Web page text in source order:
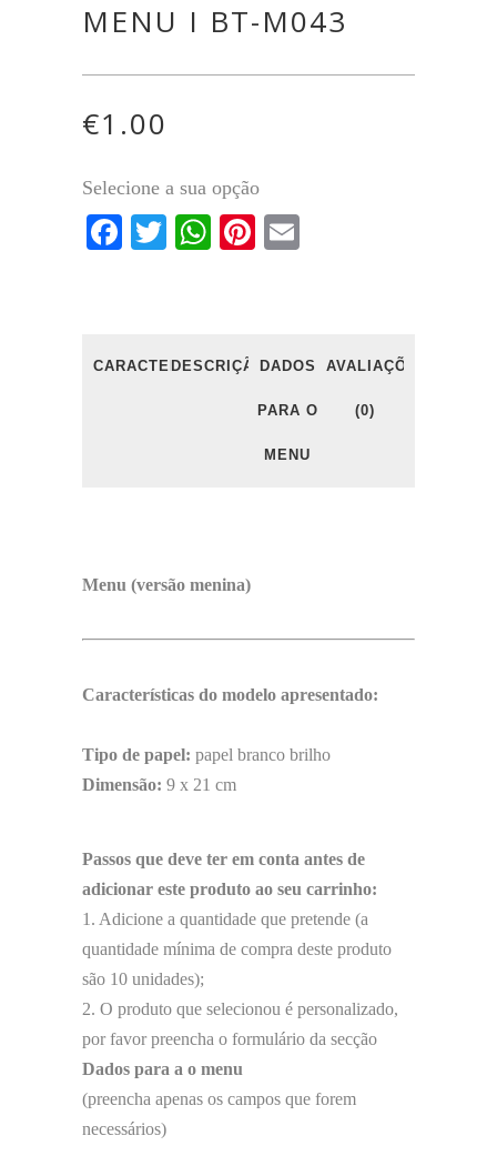
MENU I BT-M043
€1.00
Selecione a sua opção
Facebook
TwitterWhatsApp
Pinterest
CARACTERÍSTICAS
DESCRIÇÃODADOS
PARA O
MENU
AVALIAÇÕES
(0)
Menu (versão menina)
Características do modelo apresentado:
Tipo de papel: papel branco brilho
Dimensão: 9 x 21 cm
Passos que deve ter em conta antes de
adicionar este produto ao seu carrinho:
1. Adicione a quantidade que pretende (a
quantidade mínima de compra deste produto
são 10 unidades);
2. O produto que selecionou é personalizado,
por favor preencha o formulário da secção
Dados para a o menu
(preencha apenas os campos que forem
necessários)